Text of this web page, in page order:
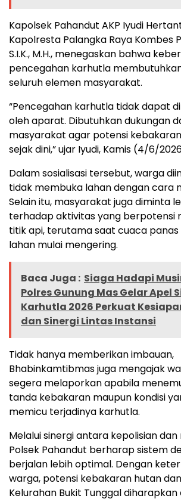
Kapolsek Pahandut AKP Iyudi
Kapolresta Palangka Raya Kombes
S.I.K., M.H., menegaskan bahwa
pencegahan karhutla
seluruh elemen masyarakat.
“Pencegahan karhutla tidak dapat
oleh aparat. Dibutuhkan dukungan
masyarakat agar potensi
sejak dini,” ujar Iyudi, Kamis (4/6/
Dalam sosialisasi tersebut, warga
tidak membuka lahan dengan cara
Selain itu, masyarakat juga diminta
terhadap aktivitas yang berpotensi
titik api, terutama saat cuaca panas
lahan mulai mengering.
Baca Juga : Siaga Hadapi
Polres Gunung Mas Gelar Apel
Karhutla 2026 Perkuat
dan Sinergi Lintas Instansi
Tidak hanya memberikan imbauan,
Bhabinkamtibmas juga mengajak
segera melaporkan apabila
tanda kebakaran maupun kondisi
memicu terjadinya karhutla.
Melalui sinergi antara kepolisian
Polsek Pahandut berharap sistem
berjalan lebih optimal. Dengan
warga, potensi kebakaran hutan
Kelurahan Bukit Tunggal